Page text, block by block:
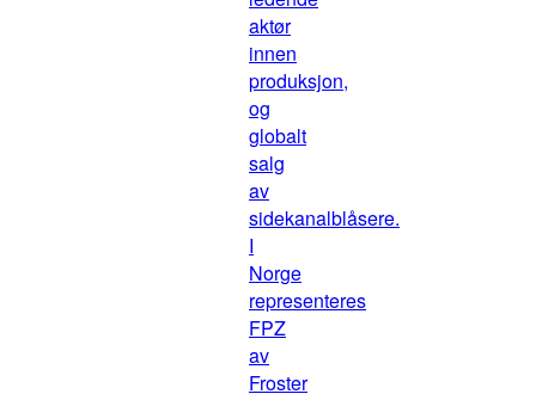
aktør
innen
produksjon,
og
globalt
salg
av
sidekanalblåsere.
I
Norge
representeres
FPZ
av
Froster